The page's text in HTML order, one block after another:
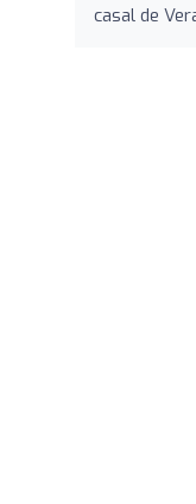
casal de